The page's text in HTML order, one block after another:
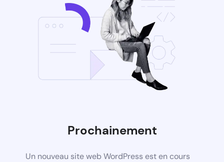
Prochainement
Un nouveau site web WordPress est en cours